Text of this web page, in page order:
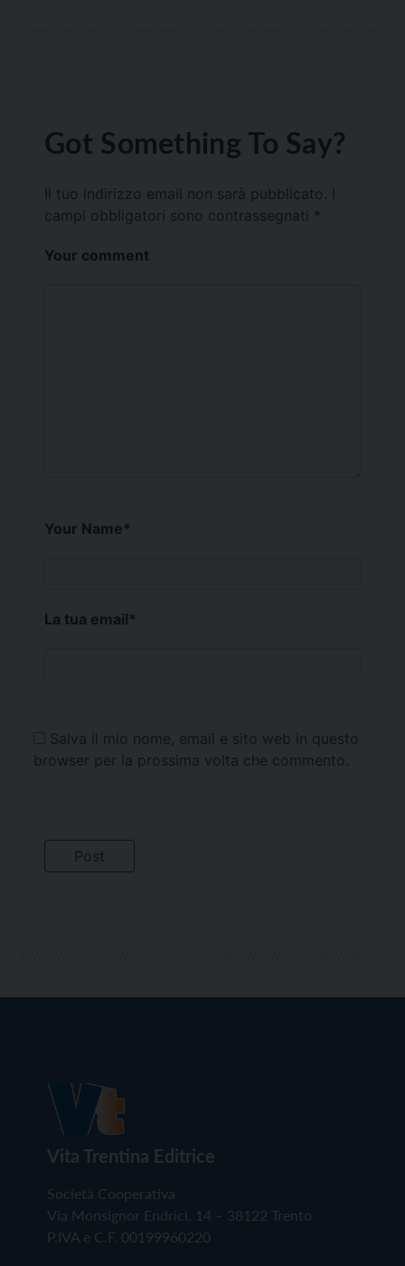
Got Something To Say?
Il tuo indirizzo email non sarà pubblicato.
campi obbligatori sono contrassegnati *
Your comment
Your Name*
La tua email*
Salva il mio nome, email e sito web in questo
browser per la prossima volta che commento.
Vita Trentina Editrice
Società Cooperativa
Via Monsignor Endrici, 14 – 38122 Trento
P.IVA e C.F. 00199960220